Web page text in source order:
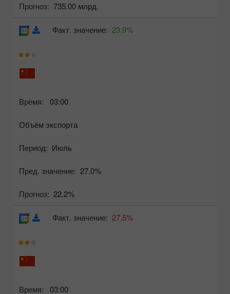
Прогноз: 735.00 млрд.
Время: 03:00
Объём экспорта
Период: Июль
Пред. значение: 27.0%
Прогноз: 22.2%
Факт. значение: 23.9%
Время: 03:00
Факт. значение: 27.5%